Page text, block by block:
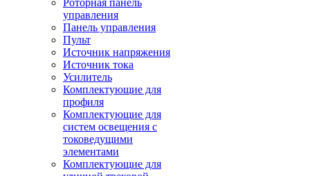
Роторная панель
управления
Панель управления
Пульт
Источник напряжения
Источник тока
Усилитель
Комплектующие для
профиля
Комплектующие для
систем освещения с
токоведущими
элементами
Комплектующие для